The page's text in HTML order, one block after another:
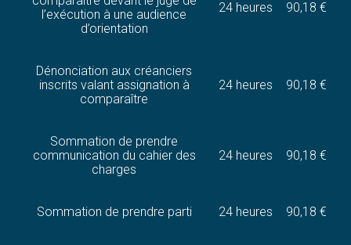
l’exécution à une audience
d’orientation
24 heures 90,18 €
Dénonciation aux créanciers
inscrits valant assignation à
comparaître
24 heures 90,18 €
Sommation de prendre
communication du cahier des
charges
24 heures 90,18 €
Sommation de prendre parti 24 heures 90,18 €